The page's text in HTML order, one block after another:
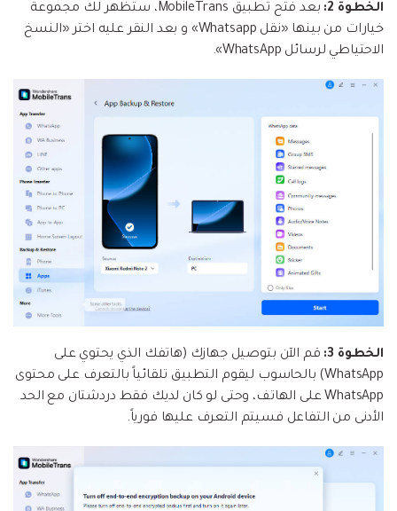
الخطوة 2:
بعد فتح تطبيق MobileTrans، ستظهر لك مجموعة
خيارات من بينها «نقل Whatsapp» و بعد النقر عليه اختر «النسخ
الاحتياطي لرسائل WhatsApp».
الخطوة 3:
قم الآن بتوصيل جهازك (هاتفك الذي يحتوي على
WhatsApp) بالحاسوب ليقوم التطبيق تلقائياً بالتعرف على محتوى
WhatsApp على الهاتف، وحتى لو كان لديك فقط دردشتان مع الحد
الأدنى من التفاعل فسيتم التعرف عليها فورياً.